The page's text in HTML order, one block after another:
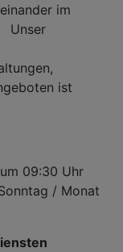
im
Unser
ist
09:30 Uhr
/ Monat